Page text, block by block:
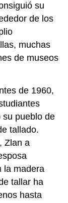
su
de los
muchas
de museos
de 1960,
su pueblo de
tallado.
Zlan a
la madera
tallar ha
hasta